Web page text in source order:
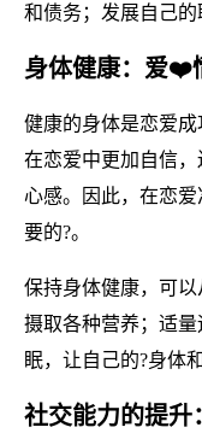
和债务；发展自己的
身体健康：爱❤️
健康的身体是恋爱
在恋爱中更加自信
心感。因此，在恋
要的?。
保持身体健康，可
摄取各种营养；适
眠，让自己的?身体
社交能力的提升